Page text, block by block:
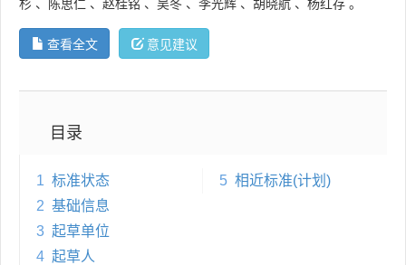
杉 、 陈思仁 、 赵桂铭 、 吴冬 、 李光辉 、 胡晓航 、 杨红存 。
查看全文 意见建议
目录
1 标准状态
2 基础信息
3 起草单位
4 起草人
5 相近标准(计划)